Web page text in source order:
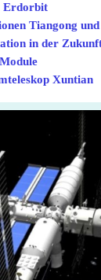
Erdorbit
Tiangong
in der
Xuntian